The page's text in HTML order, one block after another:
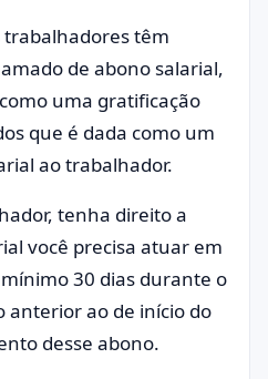
trabalhadores têm
de abono salarial,
uma gratificação
que é dada como um
ao trabalhador.
tenha direito a
você precisa atuar em
30 dias durante o
anterior ao de início do
desse abono.